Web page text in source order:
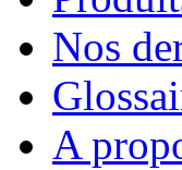
Nos
A